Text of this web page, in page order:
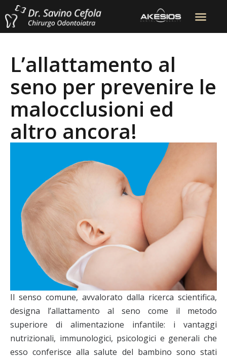
L’allattamento al
seno per prevenire le
malocclusioni ed
altro ancora!
Il senso comune, avvalorato dalla ricerca scientifica,
designa l’allattamento al seno come il metodo
superiore di alimentazione infantile: i vantaggi
nutrizionali, immunologici, psicologici e generali che
esso conferisce alla salute del bambino sono stati